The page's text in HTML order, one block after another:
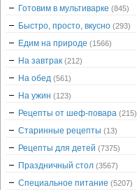
Готовим в мультиварке (845)
Быстро, просто, вкусно (293)
Едим на природе (1566)
На завтрак (212)
На обед (561)
На ужин (123)
Рецепты от шеф-повара (215)
Старинные рецепты (13)
Рецепты для детей (7375)
Праздничный стол (3567)
Специальное питание (5207)